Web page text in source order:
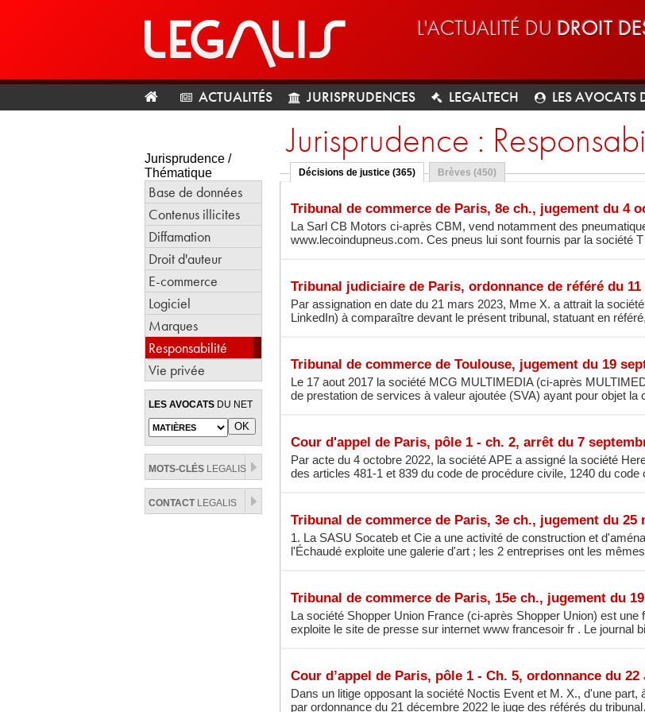
L'ACTUALITÉ DU DROIT
ACTUALITÉS JURISPRUDENCES LEGALTECH LES AVOCATS
Jurisprudence /
Thématique
Base de données
Contenus illicites
Diffamation
Droit d'auteur
E-commerce
Logiciel
Marques
Responsabilité
Vie privée
LES AVOCATS DU NET
MOTS-CLÉS LEGALIS
CONTACTLEGALIS
Jurisprudence :
Décisions de justice (365) Brèves (450)
Tribunal de commerce de Paris, 8e ch., jugement du 4
La Sarl CB Motors ci-après CBM, vend notamment des
www.lecoindupneus.com. Ces pneus lui sont fournis par la société
Tribunal judiciaire de Paris, ordonnance de référé du 11
Par assignation en date du 21 mars 2023, Mme X. a attrait la
LinkedIn) à comparaître devant le présent tribunal, statuant en
Tribunal de commerce de Toulouse, jugement du 19
Le 17 aout 2017 la société MCG MULTIMEDIA (ci-après
de prestation de services à valeur ajoutée (SVA) ayant pour objet
Cour d'appel de Paris, pôle 1 - ch. 2, arrêt du 7
Par acte du 4 octobre 2022, la société APE a assigné la société
des articles 481-1 et 839 du code de procédure civile, 1240 du
Tribunal de commerce de Paris, 3e ch., jugement du 25
1. La SASU Socateb et Cie a une activité de construction et
l'Échaudé exploite une galerie d'art ; les 2 entreprises ont les
Tribunal de commerce de Paris, 15e ch., jugement du
La société Shopper Union France (ci-après Shopper Union) est
exploite le site de presse sur internet www francesoir fr . Le journal
Cour d’appel de Paris, pôle 1 - Ch. 5, ordonnance du 22
Dans un litige opposant la société Noctis Event et M. X., d'une
par ordonnance du 21 décembre 2022 le juge des référés du